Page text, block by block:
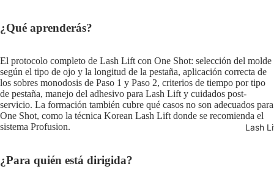
Lash
¿Qué aprenderás?
El protocolo completo de Lash Lift con One Shot: selección del molde
según el tipo de ojo y la longitud de la pestaña, aplicación correcta de
los sobres monodosis de Paso 1 y Paso 2, criterios de tiempo por tipo
de pestaña, manejo del adhesivo para Lash Lift y cuidados post-
servicio. La formación también cubre qué casos no son adecuados para
One Shot, como la técnica Korean Lash Lift donde se recomienda el
sistema Profusion.
¿Para quién está dirigida?